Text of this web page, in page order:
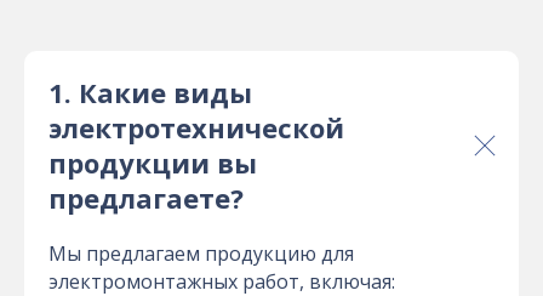
1. Какие виды
электротехнической
продукции вы
предлагаете?
Мы предлагаем продукцию для
электромонтажных работ, включая: